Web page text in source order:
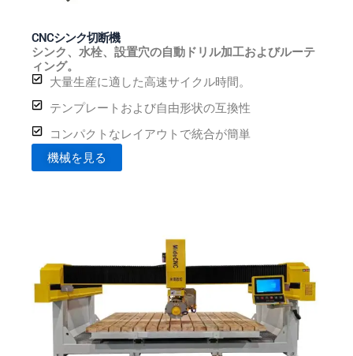
CNCシンク切断機
シンク、水栓、設置穴の自動ドリル加工およびルーテ
ィング。
大量生産に適した高速サイクル時間。
テンプレートおよび自由形状の互換性
コンパクトなレイアウトで統合が簡単
機械を見る